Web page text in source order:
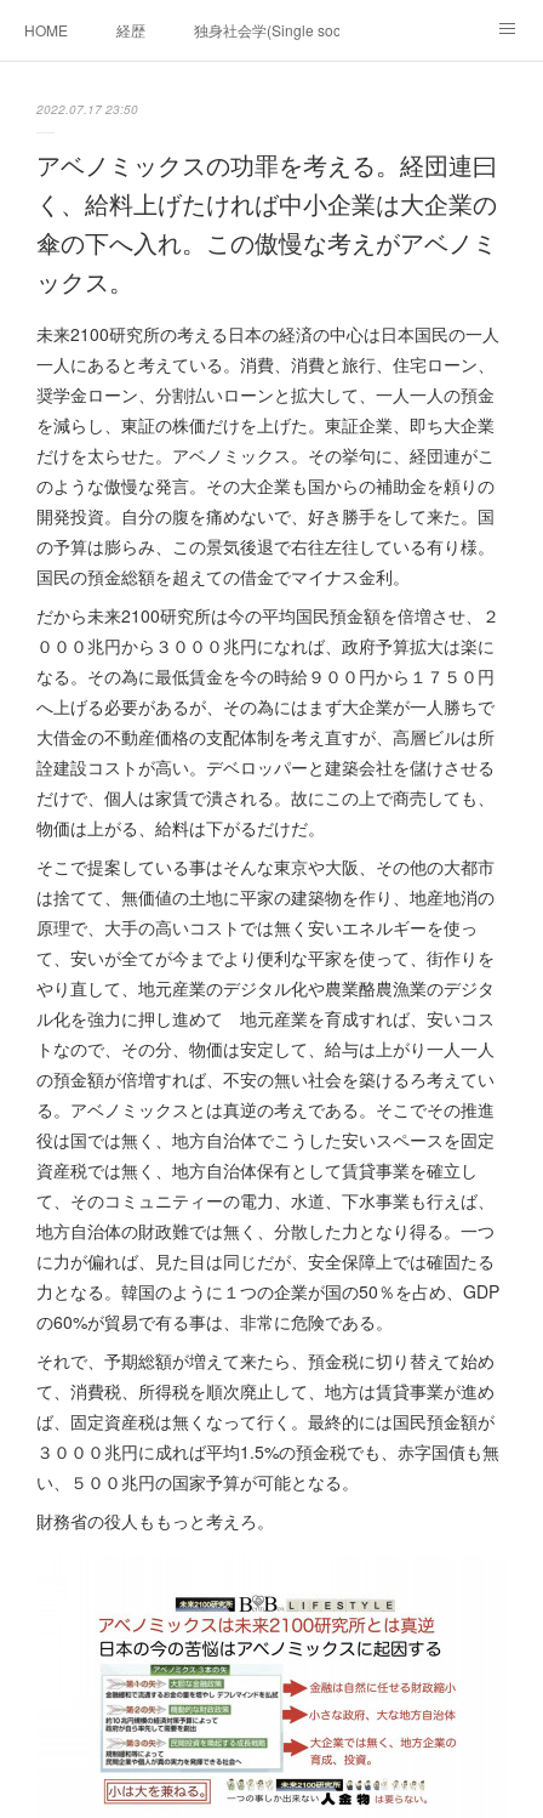
HOME 経歴 独身社会学(Single sociology)と高齢化社会学
移動出来て、工場で作る建物。未来２１００研究所
フィリピンの問題点 フィリピンの歴史
フィリピン経済談義 ファッションを考える
未来２１００研究所他のアイデアマニラ男の手料理 総集編
https://globalclub.amebaownd.com/
2022.07.17 23:50
アベノミックスの功罪を考える。経団連曰
く、給料上げたければ中小企業は大企業の
傘の下へ入れ。この傲慢な考えがアベノミ
ックス。
未来2100研究所の考える日本の経済の中心は日本国民の一人
一人にあると考えている。消費、消費と旅行、住宅ローン、
奨学金ローン、分割払いローンと拡大して、一人一人の預金
を減らし、東証の株価だけを上げた。東証企業、即ち大企業
だけを太らせた。アベノミックス。その挙句に、経団連がこ
のような傲慢な発言。その大企業も国からの補助金を頼りの
開発投資。自分の腹を痛めないで、好き勝手をして来た。国
の予算は膨らみ、この景気後退で右往左往している有り様。
国民の預金総額を超えての借金でマイナス金利。
だから未来2100研究所は今の平均国民預金額を倍増させ、２
０００兆円から３０００兆円になれば、政府予算拡大は楽に
なる。その為に最低賃金を今の時給９００円から１７５０円
へ上げる必要があるが、その為にはまず大企業が一人勝ちで
大借金の不動産価格の支配体制を考え直すが、高層ビルは所
詮建設コストが高い。デベロッパーと建築会社を儲けさせる
だけで、個人は家賃で潰される。故にこの上で商売しても、
物価は上がる、給料は下がるだけだ。
そこで提案している事はそんな東京や大阪、その他の大都市
は捨てて、無価値の土地に平家の建築物を作り、地産地消の
原理で、大手の高いコストでは無く安いエネルギーを使っ
て、安いが全てが今までより便利な平家を使って、街作りを
やり直して、地元産業のデジタル化や農業酪農漁業のデジタ
ル化を強力に押し進めて 地元産業を育成すれば、安いコス
トなので、その分、物価は安定して、給与は上がり一人一人
の預金額が倍増すれば、不安の無い社会を築けるろ考えてい
る。アベノミックスとは真逆の考えである。そこでその推進
役は国では無く、地方自治体でこうした安いスペースを固定
資産税では無く、地方自治体保有として賃貸事業を確立し
て、そのコミュニティーの電力、水道、下水事業も行えば、
地方自治体の財政難では無く、分散した力となり得る。一つ
に力が偏れば、見た目は同じだが、安全保障上では確固たる
力となる。韓国のように１つの企業が国の50％を占め、GDP
の60%が貿易で有る事は、非常に危険である。
それで、予期総額が増えて来たら、預金税に切り替えて始め
て、消費税、所得税を順次廃止して、地方は賃貸事業が進め
ば、固定資産税は無くなって行く。最終的には国民預金額が
３０００兆円に成れば平均1.5%の預金税でも、赤字国債も無
い、
５００兆円の国家予算が可能となる。
財務省の役人ももっと考えろ。